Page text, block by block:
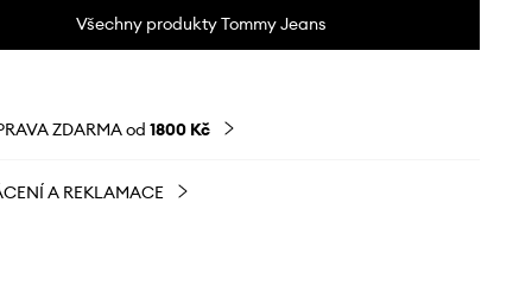
Všechny produkty Tommy Jeans
ZDARMA od 1800 Kč
A REKLAMACE